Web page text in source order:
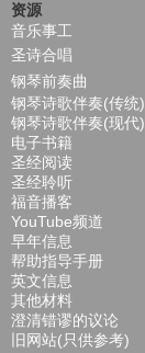
资源
音乐事工
圣诗合唱
钢琴前奏曲
钢琴诗歌伴奏(传统)
钢琴诗歌伴奏(现代)
电子书籍
圣经阅读
圣经聆听
福音播客
YouTube频道
早年信息
帮助指导手册
英文信息
其他材料
澄清错谬的议论
旧网站(只供参考)